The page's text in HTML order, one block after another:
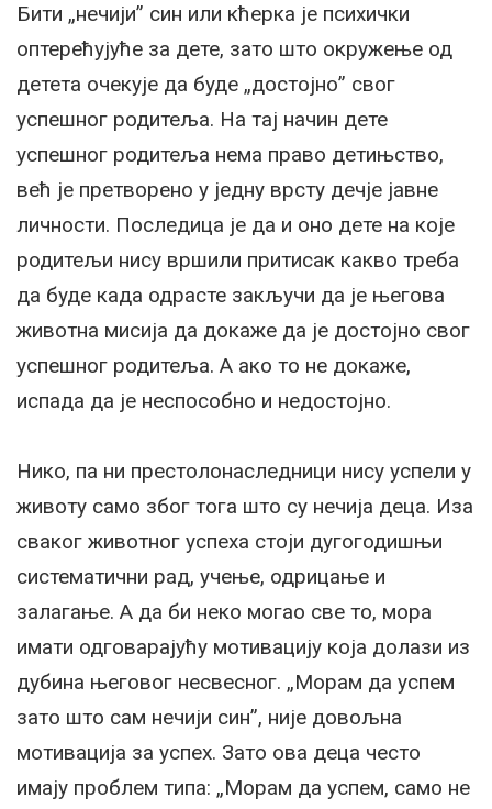
Бити „нечији” син или кћерка је психички
оптерећујуће за дете, зато што окружење од
детета очекује да буде „достојно” свог
успешног родитеља. На тај начин дете
успешног родитеља нема право детињство,
већ је претворено у једну врсту дечје јавне
личности. Последица је да и оно дете на које
родитељи нису вршили притисак какво треба
да буде када одрасте закључи да је његова
животна мисија да докаже да је достојно свог
успешног родитеља. А ако то не докаже,
испада да је неспособно и недостојно.
Нико, па ни престолонаследници нису успели у
животу само због тога што су нечија деца. Иза
сваког животног успеха стоји дугогодишњи
систематични рад, учење, одрицање и
залагање. А да би неко могао све то, мора
имати одговарајућу мотивацију која долази из
дубина његовог несвесног. „Морам да успем
зато што сам нечији син”, није довољна
мотивација за успех. Зато ова деца често
имају проблем типа: „Морам да успем, само не